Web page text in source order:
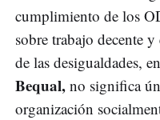
cumplimiento de los
sobre trabajo decente
de las desigualdades,
Bequal, no significa
organización